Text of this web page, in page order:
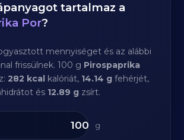
tartalmaz a
Por?
mennyiséget és az alábbi
frissülnek. 100 g Pirospaprika
282 kcal kalóriát, 14.14 g fehérjét,
és 12.89 g zsírt.
g